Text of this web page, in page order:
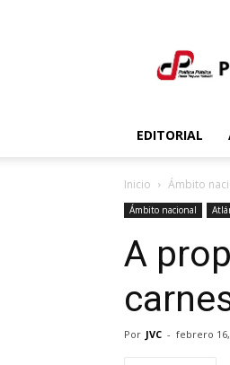
Publica
EDITORIAL
Inicio Ámbito
Ámbito nacional
A
Por JVC - febrero